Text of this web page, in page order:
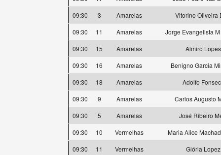
09:30
3 Amarelas
Vitorino Oliveira
09:30
11 Amarelas
Jorge Evangelista
09:30
15 Amarelas
Almiro Lopes
09:30
16 Amarelas
Benigno Garcia
09:30
18 Amarelas
Adolfo
09:30
9 Amarelas
Carlos Augusto
09:30
5 Amarelas
José Ribeiro
09:30
10 Vermelhas
Maria Alice
09:30
11 Vermelhas
Glória Lopez